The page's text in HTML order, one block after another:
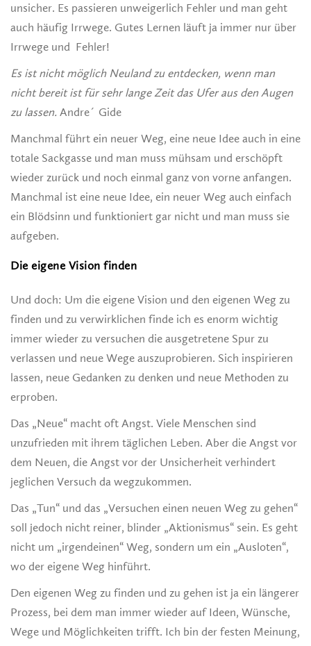
unsicher. Es passieren unweigerlich Fehler und man geht
auch häufig Irrwege. Gutes Lernen läuft ja immer nur über
Irrwege und Fehler!
Es ist nicht möglich Neuland zu entdecken, wenn man
nicht bereit ist für sehr lange Zeit das Ufer aus den Augen
zu lassen. Andre´ Gide
Manchmal führt ein neuer Weg, eine neue Idee auch in eine
totale Sackgasse und man muss mühsam und erschöpft
wieder zurück und noch einmal ganz von vorne anfangen.
Manchmal ist eine neue Idee, ein neuer Weg auch einfach
ein Blödsinn und funktioniert gar nicht und man muss sie
aufgeben.
Die eigene Vision finden
Und doch: Um die eigene Vision und den eigenen Weg zu
finden und zu verwirklichen finde ich es enorm wichtig
immer wieder zu versuchen die ausgetretene Spur zu
verlassen und neue Wege auszuprobieren. Sich inspirieren
lassen, neue Gedanken zu denken und neue Methoden zu
erproben.
Das „Neue“ macht oft Angst. Viele Menschen sind
unzufrieden mit ihrem täglichen Leben. Aber die Angst vor
dem Neuen, die Angst vor der Unsicherheit verhindert
jeglichen Versuch da wegzukommen.
Das „Tun“ und das „Versuchen einen neuen Weg zu gehen“
soll jedoch nicht reiner, blinder „Aktionismus“ sein. Es geht
nicht um „irgendeinen“ Weg, sondern um ein „Ausloten“,
wo der eigene Weg hinführt.
Den eigenen Weg zu finden und zu gehen ist ja ein längerer
Prozess, bei dem man immer wieder auf Ideen, Wünsche,
Wege und Möglichkeiten trifft. Ich bin der festen Meinung,